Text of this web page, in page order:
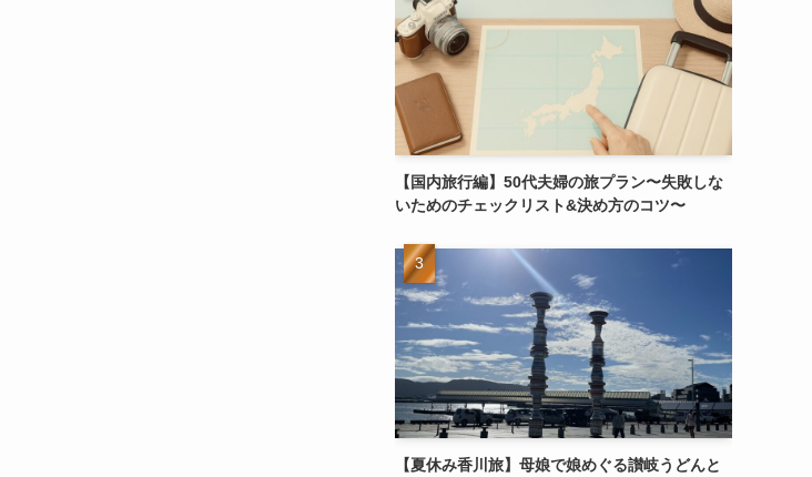
【国内旅行編】50代夫婦の旅プラン〜失敗しな
いためのチェックリスト&決め方のコツ〜
【夏休み香川旅】母娘で娘めぐる讃岐うどんと